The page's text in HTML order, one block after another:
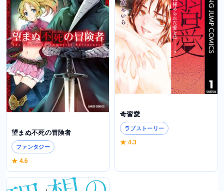
望まぬ不死の冒険者
ファンタジー
★ 4.6
奇習愛
ラブストーリー
★ 4.3